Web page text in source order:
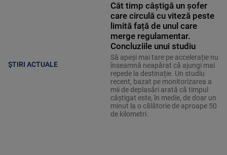
ȘTIRI ACTUALE
Cât timp câștigă un șofer
care circulă cu viteză peste
limită față de unul care
merge regulamentar.
Concluziile unui studiu
Să apeși mai tare pe accelerație nu
înseamnă neapărat că ajungi mai
repede la destinație. Un studiu
recent, bazat pe monitorizarea a
mii de deplasări arată că timpul
câștigat este, în medie, de doar un
minut la o călătorie de aproape 50
de kilometri.